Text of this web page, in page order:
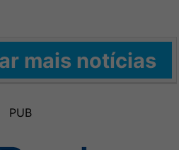
mais notícias
PUB